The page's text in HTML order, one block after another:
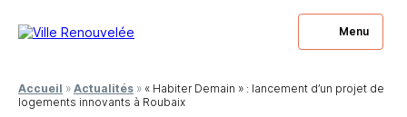
Menu
Accueil » Actualités » « Habiter Demain » : lancement d’un projet de
logements innovants à Roubaix